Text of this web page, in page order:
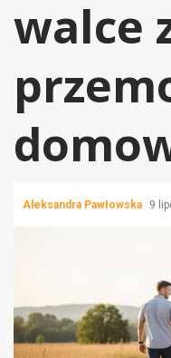
walce
Aleksandra Pawłowska 9